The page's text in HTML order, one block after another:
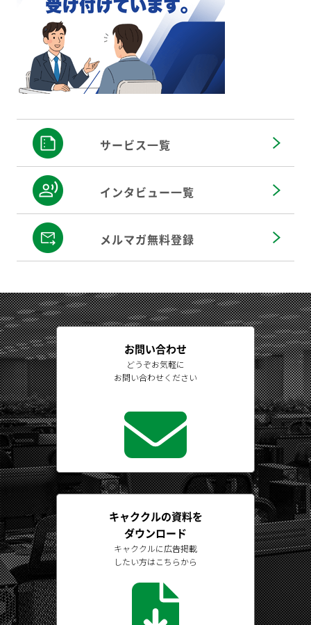
サービス一覧
インタビュー一覧
メルマガ無料登録
お問い合わせ
どうぞお気軽に
お問い合わせください
キャククルの資料を
ダウンロード
キャククルに広告掲載
したい方はこちらから